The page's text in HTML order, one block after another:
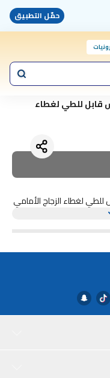
حمّل التطبيق
للطي لغطاء
لغطاء الزجاج الأمامي